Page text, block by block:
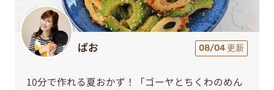
ぱお 08/04 更新
10分で作れる夏おかず！「ゴーヤとちくわのめん